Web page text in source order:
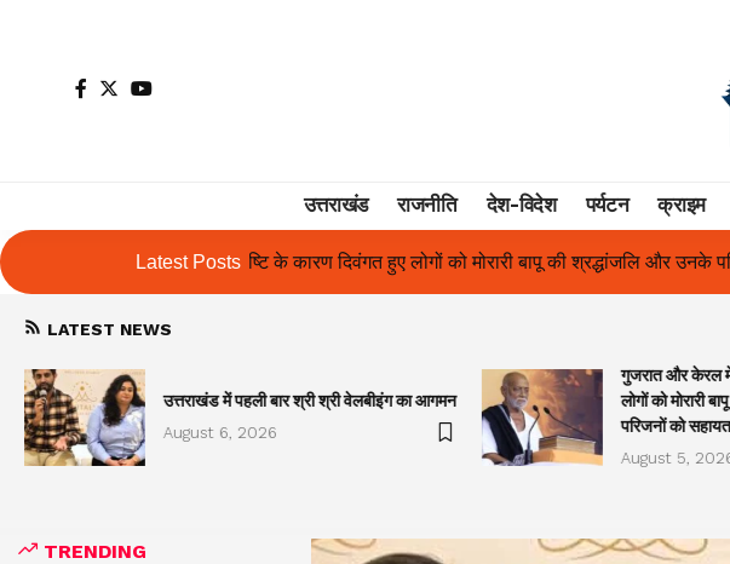
उत्तराखंड राजनीति देश-विदेश पर्यटन क्राइम
Latest Posts
हुए लोगों को मोरारी बापू की श्रद्धांजलि और उनके परिजनों को सहायता ओलंपस हाई के इंटर-हाउस
LATEST NEWS
उत्तराखंड में पहली बार श्री श्री वेलबीइंग का आगमन
August 6, 2026
गुजरात और केरल
लोगों को मोरारी
परिजनों को
August 5,
TRENDING